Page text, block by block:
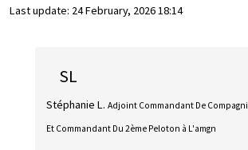
Last update: 24 February, 2026 18:14
SL
Stéphanie L. Adjoint Commandant De
Et Commandant Du 2ème Peloton à L'amgn